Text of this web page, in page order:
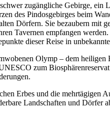
zugängliche Gebirge, ein
des Pindosgebirges beim
Dörfern. Sie bezaubern mit
Tavernen empfangen
dieser Reise in
Olymp – dem heiligen
zum
Erbes und die mehrtägigen
Landschaften und Dörfer